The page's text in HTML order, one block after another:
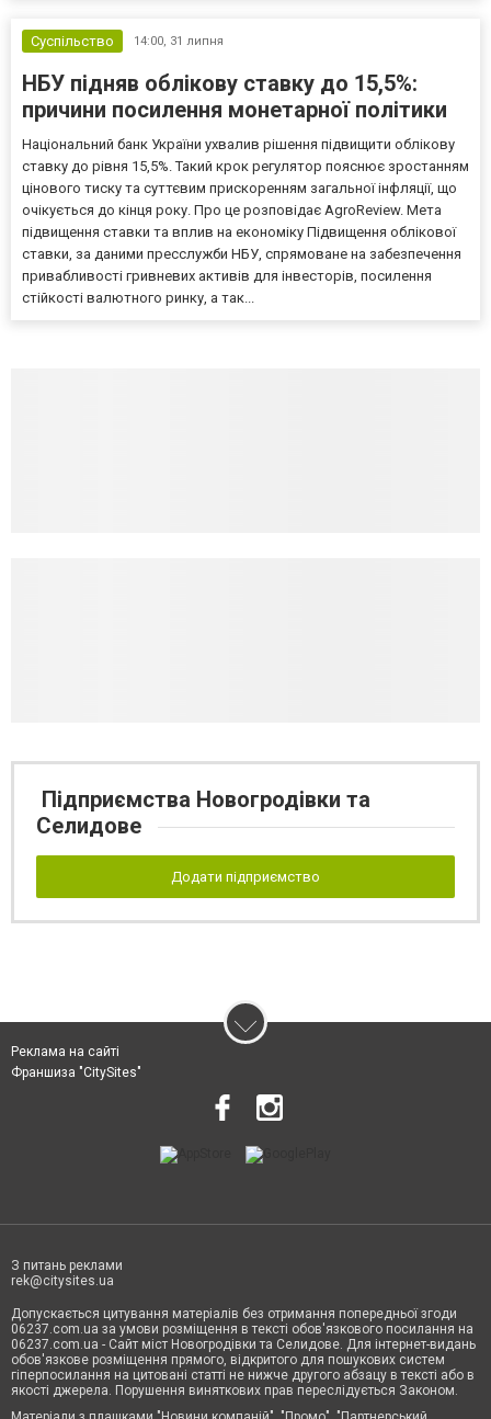
Суспільство 14:00, 31 липня
НБУ підняв облікову ставку до 15,5%:
причини посилення монетарної політики
Національний банк України ухвалив рішення підвищити облікову
ставку до рівня 15,5%. Такий крок регулятор пояснює зростанням
цінового тиску та суттєвим прискоренням загальної інфляції, що
очікується до кінця року. Про це розповідає AgroReview. Мета
підвищення ставки та вплив на економіку Підвищення облікової
ставки, за даними пресслужби НБУ, спрямоване на забезпечення
привабливості гривневих активів для інвесторів, посилення
стійкості валютного ринку, а так...
Підприємства Новогродівки та
Селидове
Додати підприємство
Реклама на сайті
Франшиза "CitySites"
З питань реклами
rek@citysites.ua
Допускається цитування матеріалів без отримання попередньої згоди
06237.com.ua за умови розміщення в тексті обов'язкового посилання на
06237.com.ua - Сайт міст Новогродівки та Селидове. Для інтернет-видань
обов'язкове розміщення прямого, відкритого для пошукових систем
гіперпосилання на цитовані статті не нижче другого абзацу в тексті або в
якості джерела. Порушення виняткових прав переслідується Законом.